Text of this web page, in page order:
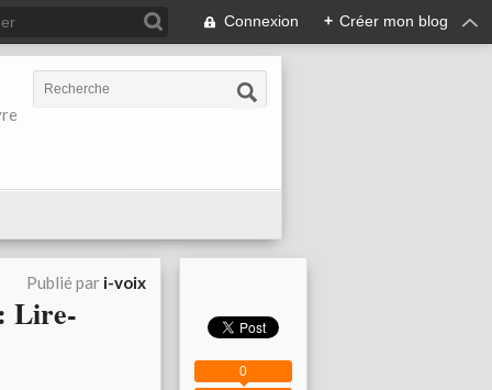
Connexion + Créer mon blog
Publié par i-voix
Lire-
0